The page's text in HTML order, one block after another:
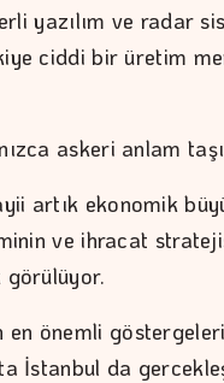
yazılım ve radar
ciddi bir üretim
askeri anlam
artık ekonomik
ve ihracat
görülüyor.
en önemli
İstanbul da
kuyruk…